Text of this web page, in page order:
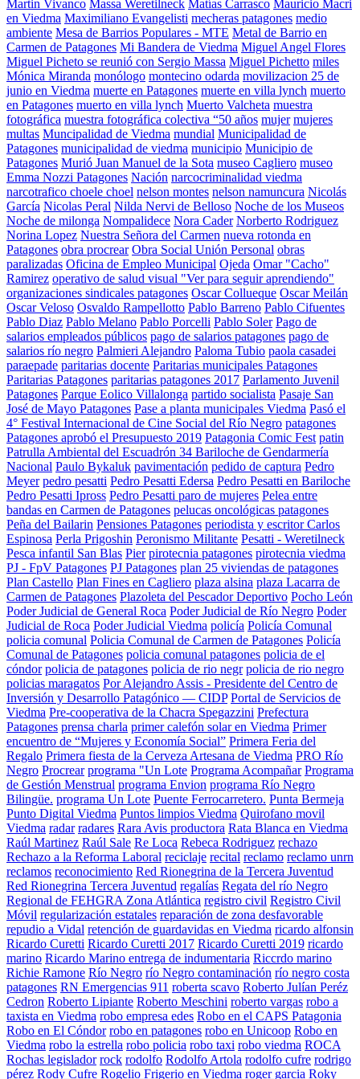
Martin Vivanco Massa Weretilneck Matías Carrasco Mauricio Macri
en Viedma Maximiliano Evangelisti mecheras patagones medio
ambiente Mesa de Barrios Populares - MTE Metal de Barrio en
Carmen de Patagones Mi Bandera de Viedma Miguel Angel Flores
Miguel Picheto se reunió con Sergio Massa Miguel Pichetto miles
Mónica Miranda monólogo montecino odarda movilizacion 25 de
junio en Viedma muerte en Patagones muerte en villa lynch muerto
en Patagones muerto en villa lynch Muerto Valcheta muestra
fotográfica muestra fotográfica colectiva “50 años mujer mujeres
multas Muncipalidad de Viedma mundial Municipalidad de
Patagones municipalidad de viedma municipio Municipio de
Patagones Murió Juan Manuel de la Sota museo Cagliero museo
Emma Nozzi Patagones Nación narcocriminalidad viedma
narcotrafico choele choel nelson montes nelson namuncura Nicolás
García Nicolas Peral Nilda Nervi de Belloso Noche de los Museos
Noche de milonga Nompalidece Nora Cader Norberto Rodriguez
Norina Lopez Nuestra Señora del Carmen nueva rotonda en
Patagones obra procrear Obra Social Unión Personal obras
paralizadas Oficina de Empleo Municipal Ojeda Omar "Cacho"
Ramirez operativo de salud visual "Ver para seguir aprendiendo"
organizaciones sindicales patagones Oscar Collueque Oscar Meilán
Oscar Veloso Osvaldo Rampellotto Pablo Barreno Pablo Cifuentes
Pablo Diaz Pablo Melano Pablo Porcelli Pablo Soler Pago de
salarios empleados públicos pago de salarios patagones pago de
salarios río negro Palmieri Alejandro Paloma Tubio paola casadei
paraepade paritarias docente Paritarias municipales Patagones
Paritarias Patagones paritarias patagones 2017 Parlamento Juvenil
Patagones Parque Eolico Villalonga partido socialista Pasaje San
José de Mayo Patagones Pase a planta municipales Viedma Pasó el
4° Festival Internacional de Cine Social del Río Negro patagones
Patagones aprobó el Presupuesto 2019 Patagonia Comic Fest patin
Patrulla Ambiental del Escuadrón 34 Bariloche de Gendarmería
Nacional Paulo Bykaluk pavimentación pedido de captura Pedro
Meyer pedro pesatti Pedro Pesatti Edersa Pedro Pesatti en Bariloche
Pedro Pesatti Ipross Pedro Pesatti paro de mujeres Pelea entre
bandas en Carmen de Patagones pelucas oncológicas patagones
Peña del Bailarin Pensiones Patagones periodista y escritor Carlos
Espinosa Perla Prigoshin Peronismo Militante Pesatti - Weretilneck
Pesca infantil San Blas Pier pirotecnia patagones pirotecnia viedma
PJ - FpV Patagones PJ Patagones plan 25 viviendas de patagones
Plan Castello Plan Fines en Cagliero plaza alsina plaza Lacarra de
Carmen de Patagones Plazoleta del Pescador Deportivo Pocho León
Poder Judicial de General Roca Poder Judicial de Río Negro Poder
Judicial de Roca Poder Judicial Viedma policía Policía Comunal
policia comunal Policia Comunal de Carmen de Patagones Policía
Comunal de Patagones policia comunal patagones policia de el
cóndor policia de patagones policia de rio negr policia de rio negro
policias maragatos Por Alejandro Assis - Presidente del Centro de
Inversión y Desarrollo Patagónico — CIDP Portal de Servicios de
Viedma Pre-cooperativa de la Chacra Spegazzini Prefectura
Patagones prensa charla primer calefón solar en Viedma Primer
encuentro de “Mujeres y Economía Social” Primera Feria del
Regalo Primera fiesta de la Cerveza Artesana de Viedma PRO Río
Negro Procrear programa "Un Lote Programa Acompañar Programa
de Gestión Menstrual programa Envion programa Río Negro
Bilingüe. programa Un Lote Puente Ferrocarretero. Punta Bermeja
Punto Digital Viedma Puntos limpios Viedma Quirofano movil
Viedma radar radares Rara Avis productora Rata Blanca en Viedma
Raúl Martinez Raúl Sale Re Loca Rebeca Rodriguez rechazo
Rechazo a la Reforma Laboral reciclaje recital reclamo reclamo unrn
reclamos reconocimiento Red Rionegrina de la Tercera Juventud
Red Rionegrina Tercera Juventud regalías Regata del río Negro
Regional de FEHGRA Zona Atlántica registro civil Registro Civil
Móvil regularización estatales reparación de zona desfavorable
repudio a Vidal retención de guardavidas en Viedma ricardo alfonsin
Ricardo Curetti Ricardo Curetti 2017 Ricardo Curetti 2019 ricardo
marino Ricardo Marino entrega de indumentaria Riccrdo marino
Richie Ramone Río Negro río Negro contaminación río negro costa
patagones RN Emergencias 911 roberta scavo Roberto Julían Peréz
Cedron Roberto Lipiante Roberto Meschini roberto vargas robo a
taxista en Viedma robo empresa edes Robo en el CAPS Patagonia
Robo en El Cóndor robo en patagones robo en Unicoop Robo en
Viedma robo la estrella robo policia robo taxi robo viedma ROCA
Rochas legislador rock rodolfo Rodolfo Artola rodolfo cufre rodrigo
pérez Rody Cufre Rogelio Frigerio en Viedma roger garcia Roky